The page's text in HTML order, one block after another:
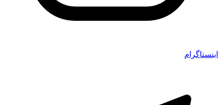
اینستاگرام